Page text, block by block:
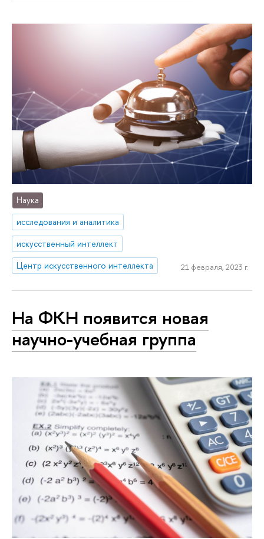
Наука
исследования и аналитика
искусственный интеллект
Центр искусственного интеллекта
21 февраля, 2023 г.
На ФКН появится новая
научно-учебная группа